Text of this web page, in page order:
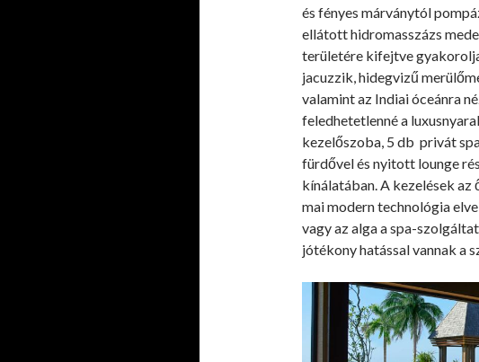
és fényes márványtól
ellátott hidromasszázs
területére kifejtve
jacuzzik, hidegvizű
valamint az Indiai óceánra
feledhetetlenné a
kezelőszoba, 5 db privát
fürdővel és nyitott lounge
kínálatában. A kezelések
mai modern technológia
vagy az alga a spa-
jótékony hatással vannak a